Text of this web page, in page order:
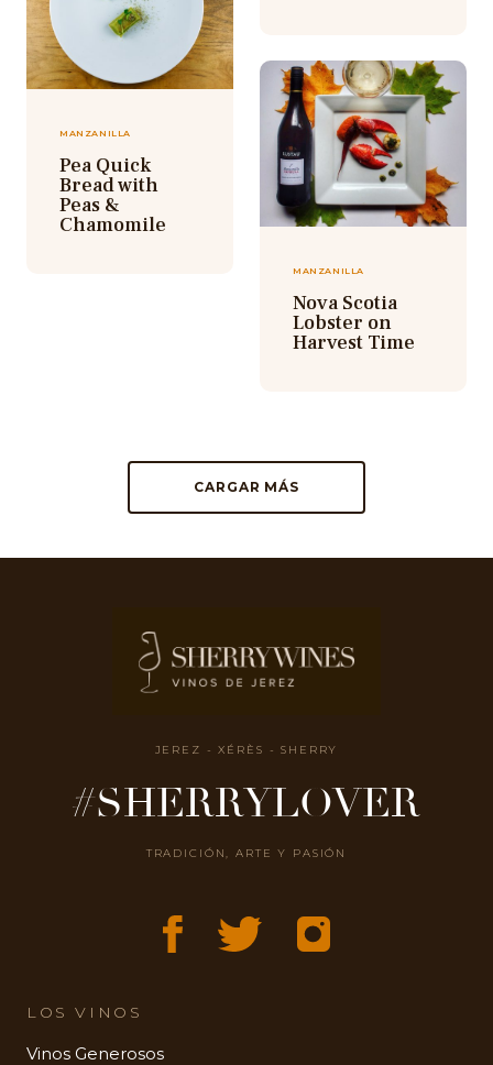
MANZANILLA
Pea Quick
Bread with
Peas &
Chamomile
MANZANILLA
Nova Scotia
Lobster on
Harvest Time
CARGAR MÁS
JEREZ - XÉRÈS - SHERRY
#SHERRYLOVER
TRADICIÓN, ARTE Y PASIÓN
LOS VINOS
Vinos Generosos